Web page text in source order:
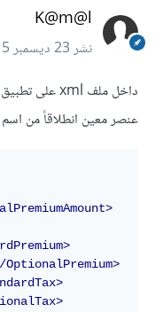
K@m@l
نشر23 ديسمبر 2015
عنصر معين انطلاقاً من اسم
OptionalPremium>